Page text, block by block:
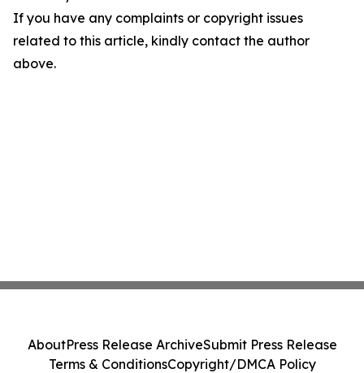
If you have any complaints or copyright issues
related to this article, kindly contact the author
above.
AboutPress Release ArchiveSubmit Press Release
Terms & ConditionsCopyright/DMCA Policy